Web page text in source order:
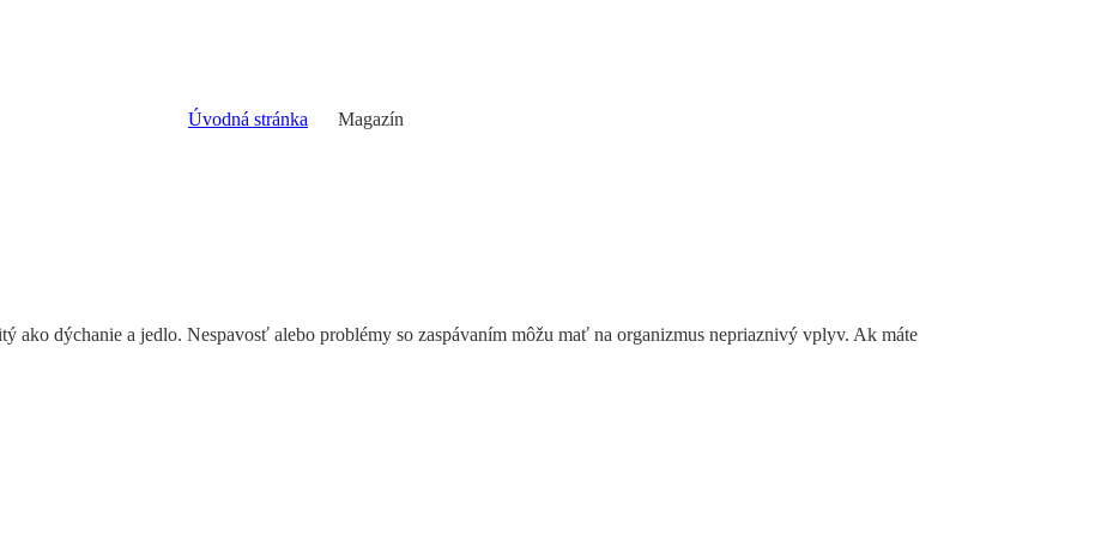
Úvodná stránka
Magazín
dýchanie a jedlo. Nespavosť alebo problémy so zaspávaním môžu mať na organizmus nepriaznivý vplyv. Ak máte